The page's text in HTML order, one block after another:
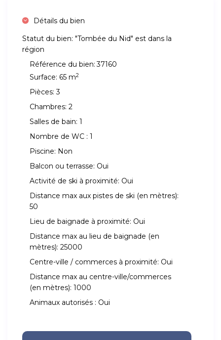
Détails du bien
Statut du bien: "Tombée du Nid" est dans la
région
Référence du bien: 37160
Surface: 65 m2
Pièces: 3
Chambres: 2
Salles de bain: 1
Nombre de WC : 1
Piscine: Non
Balcon ou terrasse: Oui
Activité de ski à proximité: Oui
Distance max aux pistes de ski (en mètres):
50
Lieu de baignade à proximité: Oui
Distance max au lieu de baignade (en
mètres): 25000
Centre-ville / commerces à proximité: Oui
Distance max au centre-ville/commerces
(en mètres): 1000
Animaux autorisés : Oui